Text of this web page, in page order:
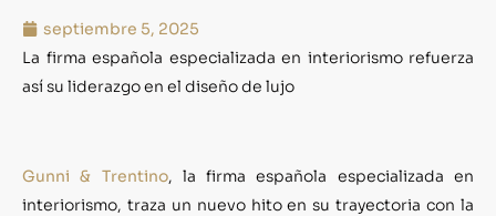
septiembre 5, 2025
La firma española especializada en interiorismo refuerza
así su liderazgo en el diseño de lujo
Gunni & Trentino, la firma española especializada en
interiorismo, traza un nuevo hito en su trayectoria con la